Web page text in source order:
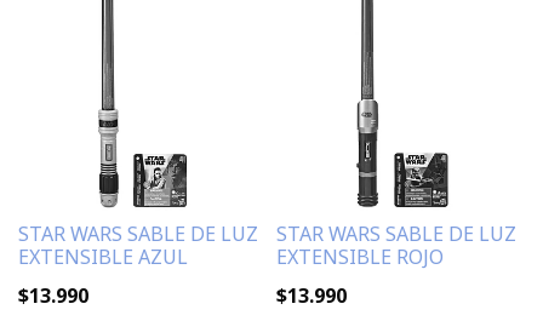
STAR WARS SABLE DE LUZ
EXTENSIBLE AZUL
$13.990
STAR WARS SABLE DE LUZ
EXTENSIBLE ROJO
$13.990